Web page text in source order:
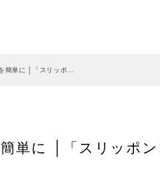
簡単に │「スリッポ…
単に │「スリッポン